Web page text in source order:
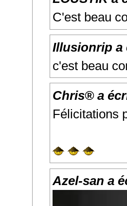
C'est beau
Illusionrip a
c'est beau
Chris®a
Félicitations
Azel-san a